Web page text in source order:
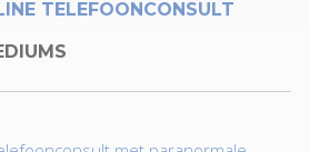
TELEFOONCONSULT